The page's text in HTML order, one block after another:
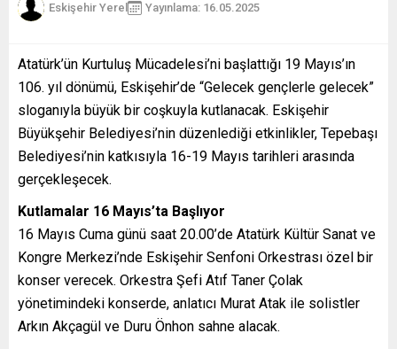
Eskişehir Yerel Yayınlama: 16.05.2025
Atatürk’ün Kurtuluş Mücadelesi’ni başlattığı 19 Mayıs’ın
106. yıl dönümü, Eskişehir’de “Gelecek gençlerle gelecek”
sloganıyla büyük bir coşkuyla kutlanacak. Eskişehir
Büyükşehir Belediyesi’nin düzenlediği etkinlikler, Tepebaşı
Belediyesi’nin katkısıyla 16-19 Mayıs tarihleri arasında
gerçekleşecek.
Kutlamalar 16 Mayıs’ta Başlıyor
16 Mayıs Cuma günü saat 20.00’de Atatürk Kültür Sanat ve
Kongre Merkezi’nde Eskişehir Senfoni Orkestrası özel bir
konser verecek. Orkestra Şefi Atıf Taner Çolak
yönetimindeki konserde, anlatıcı Murat Atak ile solistler
Arkın Akçagül ve Duru Önhon sahne alacak.